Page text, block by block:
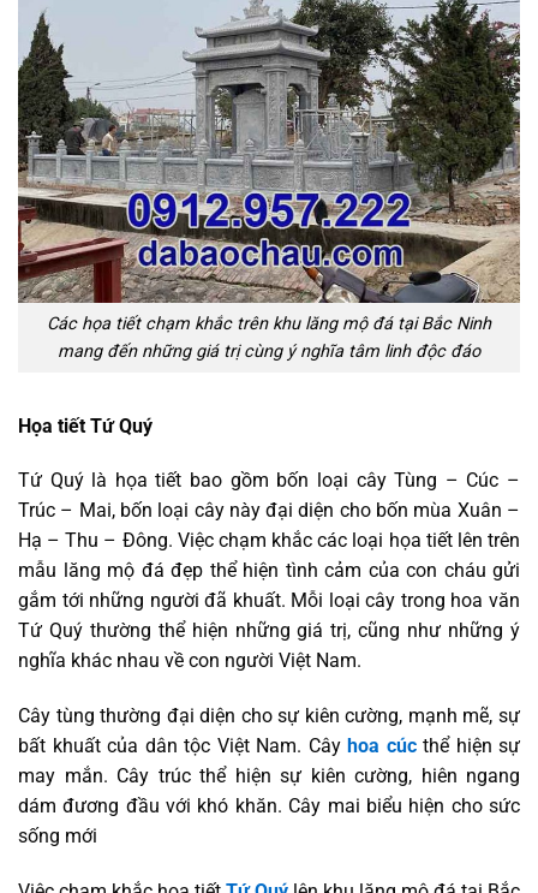
Các họa tiết chạm khắc trên khu lăng mộ đá tại Bắc Ninh
mang đến những giá trị cùng ý nghĩa tâm linh độc đáo
Họa tiết Tứ Quý
Tứ Quý là họa tiết bao gồm bốn loại cây Tùng – Cúc –
Trúc – Mai, bốn loại cây này đại diện cho bốn mùa Xuân –
Hạ – Thu – Đông. Việc chạm khắc các loại họa tiết lên trên
mẫu lăng mộ đá đẹp thể hiện tình cảm của con cháu gửi
gắm tới những người đã khuất. Mỗi loại cây trong hoa văn
Tứ Quý thường thể hiện những giá trị, cũng như những ý
nghĩa khác nhau về con người Việt Nam.
Cây tùng thường đại diện cho sự kiên cường, mạnh mẽ, sự
bất khuất của dân tộc Việt Nam. Cây hoa cúcthể hiện sự
may mắn. Cây trúc thể hiện sự kiên cường, hiên ngang
dám đương đầu với khó khăn. Cây mai biểu hiện cho sức
sống mới